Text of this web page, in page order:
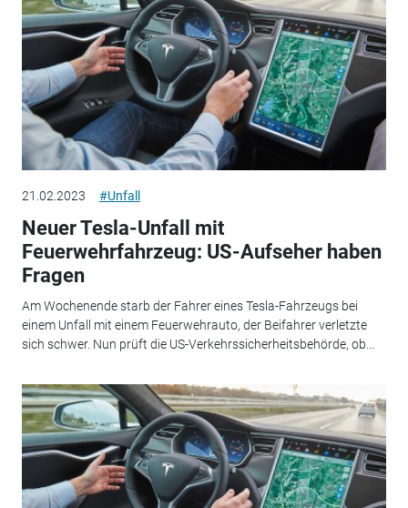
21.02.2023 #Unfall
Neuer Tesla-Unfall mit
Feuerwehrfahrzeug: US-Aufseher haben
Fragen
Am Wochenende starb der Fahrer eines Tesla-Fahrzeugs bei
einem Unfall mit einem Feuerwehrauto, der Beifahrer verletzte
sich schwer. Nun prüft die US-Verkehrssicherheitsbehörde, ob...